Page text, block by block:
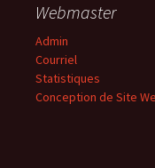
Webmaster
Admin
Courriel
Statistiques
Conception de Site